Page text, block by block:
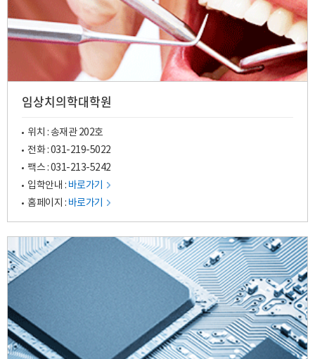
임상치의학대학원
위치 : 송재관 202호
전화 :031-219-5022
팩스 : 031-213-5242
입학안내 : 바로가기
홈페이지 : 바로가기